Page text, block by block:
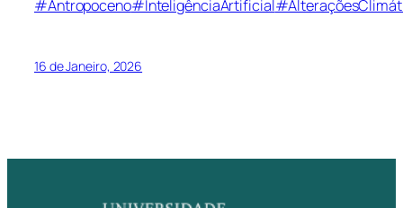
#Antropoceno#InteligênciaArtificial
16 de Janeiro, 2026